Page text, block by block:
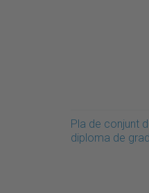
Pla de conjunt
diploma de